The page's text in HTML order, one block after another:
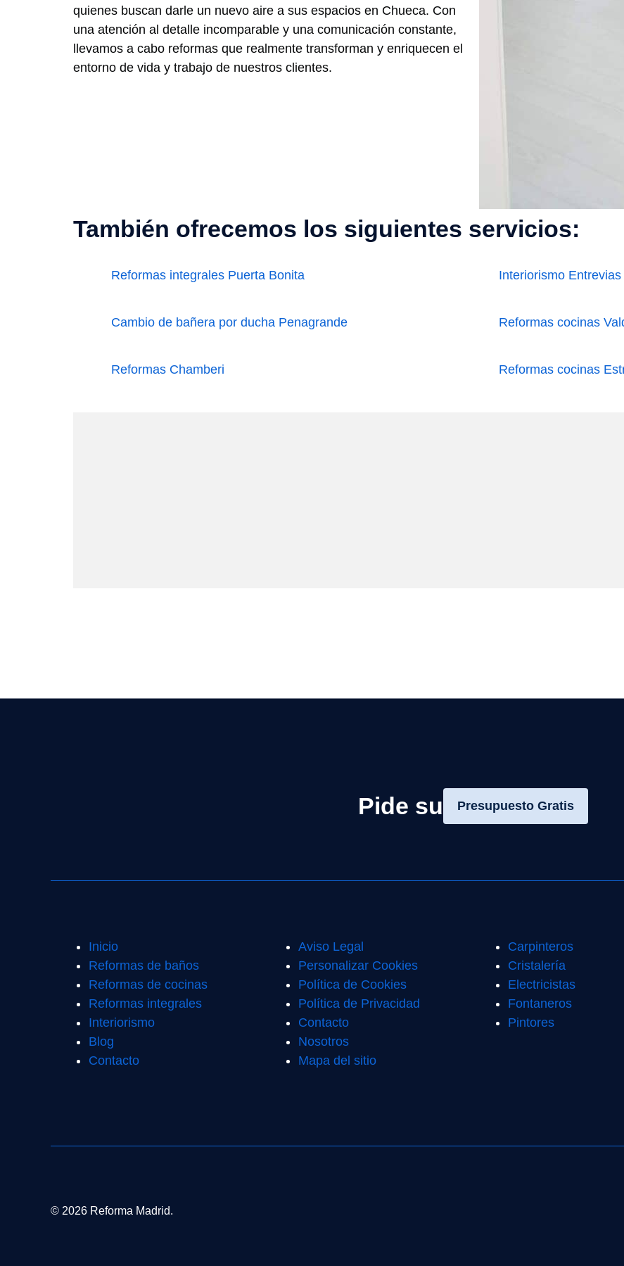
quienes buscan darle un nuevo aire a sus espacios en Chueca. Con
una atención al detalle incomparable y una comunicación constante,
llevamos a cabo reformas que realmente transforman y enriquecen el
entorno de vida y trabajo de nuestros clientes.
También ofrecemos los siguientes servicios:
Reformas integrales Puerta Bonita Interiorismo Entrevias
Cambio de bañera por ducha Penagrande Reformas cocinas
Reformas Chamberi Reformas cocinas
Pide su Presupuesto Gratis
Inicio
Reformas de baños
Reformas de cocinas
Reformas integrales
Interiorismo
Blog
Contacto
Aviso Legal
Personalizar Cookies
Política de Cookies
Política de Privacidad
Contacto
Nosotros
Mapa del sitio
Carpinteros
Cristalería
Electricistas
Fontaneros
Pintores
© 2026 Reforma Madrid.